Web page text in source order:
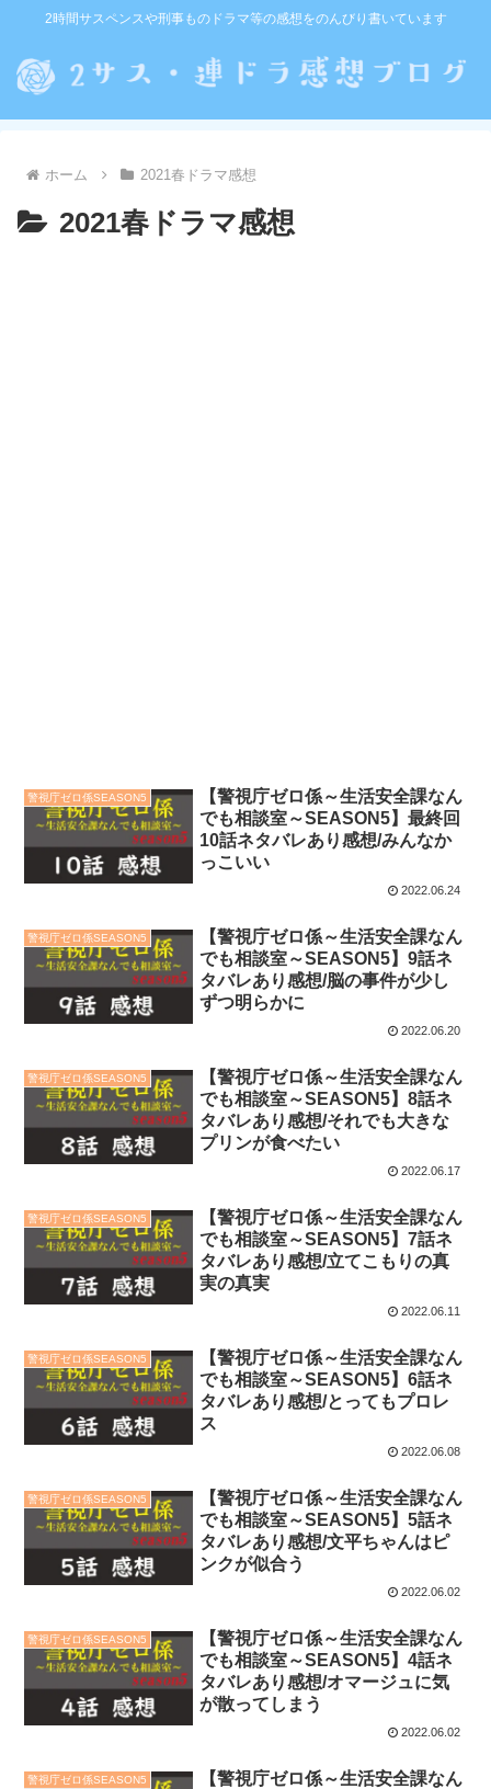
2時間サスペンスや刑事ものドラマ等の感想をのんびり書いています
ホーム 2021春ドラマ感想
2021春ドラマ感想
警視庁ゼロ係SEASON5
【警視庁ゼロ係～生活安全課なん
でも相談室～SEASON5】最終回
10話ネタバレあり感想/みんなか
っこいい
2022.06.24
警視庁ゼロ係SEASON5
【警視庁ゼロ係～生活安全課なん
でも相談室～SEASON5】9話ネ
タバレあり感想/脳の事件が少し
ずつ明らかに
2022.06.20
警視庁ゼロ係SEASON5
【警視庁ゼロ係～生活安全課なん
でも相談室～SEASON5】8話ネ
タバレあり感想/それでも大きな
プリンが食べたい
2022.06.17
警視庁ゼロ係SEASON5
【警視庁ゼロ係～生活安全課なん
でも相談室～SEASON5】7話ネ
タバレあり感想/立てこもりの真
実の真実
2022.06.11
警視庁ゼロ係SEASON5
【警視庁ゼロ係～生活安全課なん
でも相談室～SEASON5】6話ネ
タバレあり感想/とってもプロレ
ス
2022.06.08
警視庁ゼロ係SEASON5
【警視庁ゼロ係～生活安全課なん
でも相談室～SEASON5】5話ネ
タバレあり感想/文平ちゃんはピ
ンクが似合う
2022.06.02
警視庁ゼロ係SEASON5
【警視庁ゼロ係～生活安全課なん
でも相談室～SEASON5】4話ネ
タバレあり感想/オマージュに気
が散ってしまう
2022.06.02
警視庁ゼロ係SEASON5
【警視庁ゼロ係～生活安全課なん